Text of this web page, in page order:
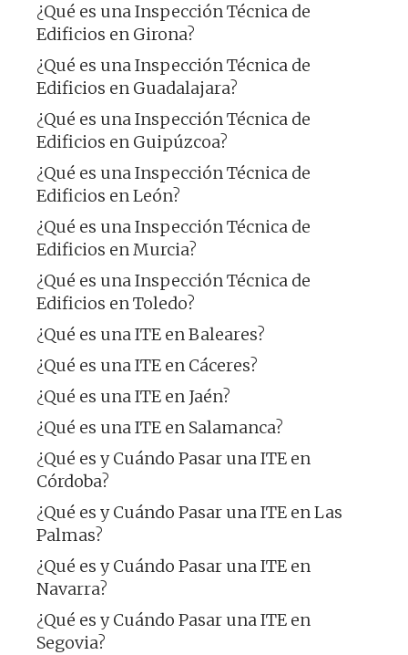
¿Qué es una Inspección Técnica de
Edificios en Girona?
¿Qué es una Inspección Técnica de
Edificios en Guadalajara?
¿Qué es una Inspección Técnica de
Edificios en Guipúzcoa?
¿Qué es una Inspección Técnica de
Edificios en León?
¿Qué es una Inspección Técnica de
Edificios en Murcia?
¿Qué es una Inspección Técnica de
Edificios en Toledo?
¿Qué es una ITE en Baleares?
¿Qué es una ITE en Cáceres?
¿Qué es una ITE en Jaén?
¿Qué es una ITE en Salamanca?
¿Qué es y Cuándo Pasar una ITE en
Córdoba?
¿Qué es y Cuándo Pasar una ITE en Las
Palmas?
¿Qué es y Cuándo Pasar una ITE en
Navarra?
¿Qué es y Cuándo Pasar una ITE en
Segovia?